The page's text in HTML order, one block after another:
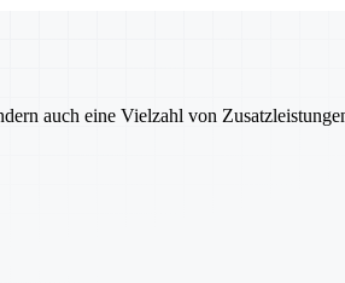
auch eine Vielzahl von